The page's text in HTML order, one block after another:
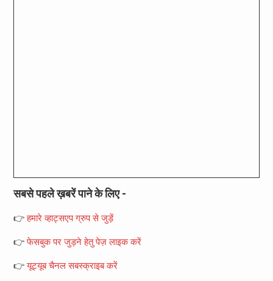
सबसे पहले ख़बरें पाने के लिए -
👉हमारे व्हाट्सएप ग्रुप से जुड़ें
👉फेसबुक पर जुड़ने हेतु पेज़ लाइक करें
👉यूट्यूब चैनल सबस्क्राइब करें